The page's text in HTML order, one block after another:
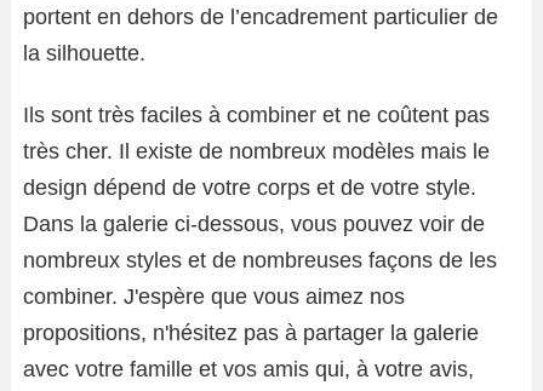
portent en dehors de l’encadrement particulier de
la silhouette.
Ils sont très faciles à combiner et ne coûtent pas
très cher. Il existe de nombreux modèles mais le
design dépend de votre corps et de votre style.
Dans la galerie ci-dessous, vous pouvez voir de
nombreux styles et de nombreuses façons de les
combiner. J'espère que vous aimez nos
propositions, n'hésitez pas à partager la galerie
avec votre famille et vos amis qui, à votre avis,